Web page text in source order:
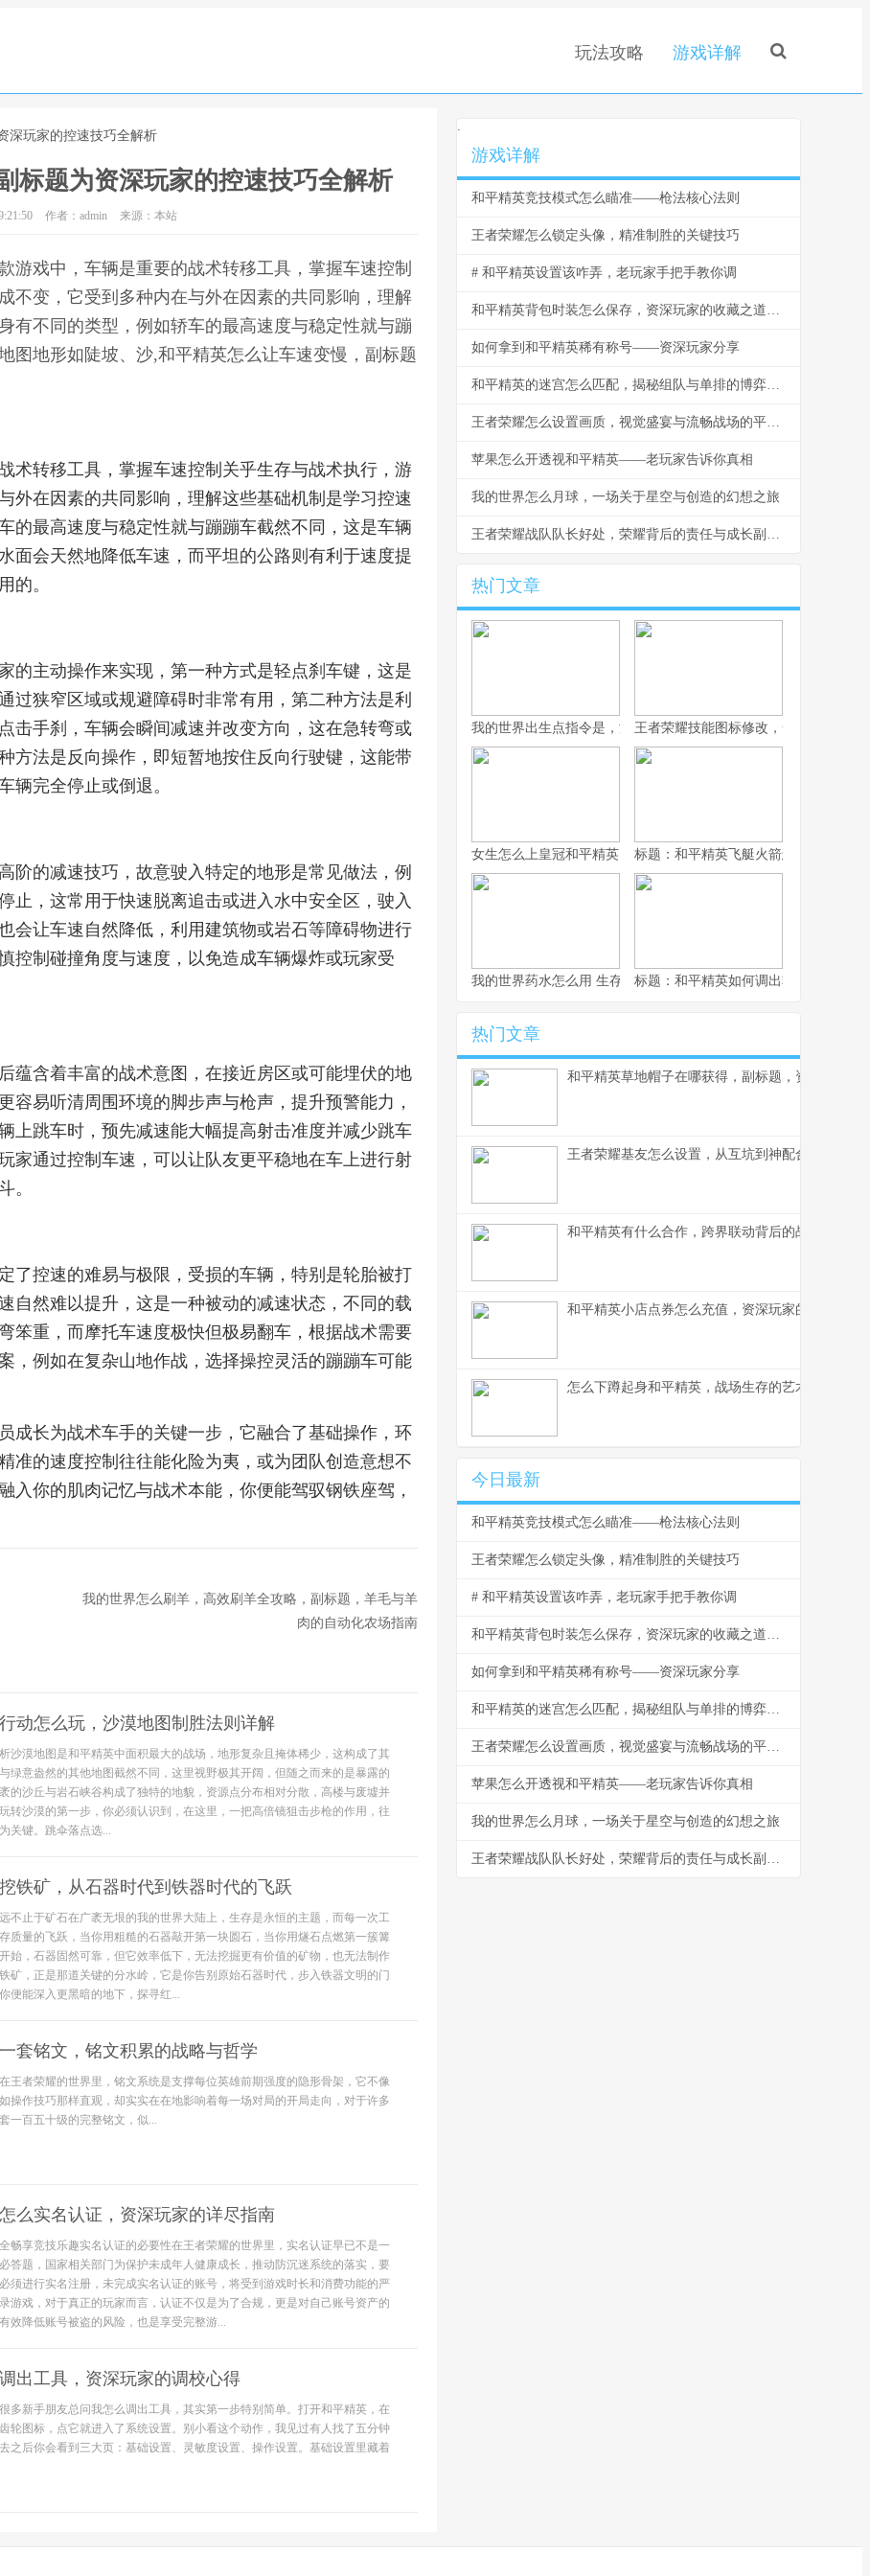
玩法攻略 游戏详解
深玩家的控速技巧全解析
标题为资深玩家的控速技巧全解析
作者：admin 来源：本站
游戏中，车辆是重要的战术转移工具，掌握车速控制
不变，它受到多种内在与外在因素的共同影响，理解
有不同的类型，例如轿车的最高速度与稳定性就与蹦
图地形如陡坡、沙,和平精英怎么让车速变慢，副标题
术转移工具，掌握车速控制关乎生存与战术执行，游
外在因素的共同影响，理解这些基础机制是学习控速
的最高速度与稳定性就与蹦蹦车截然不同，这是车辆
面会天然地降低车速，而平坦的公路则有利于速度提
的。
的主动操作来实现，第一种方式是轻点刹车键，这是
过狭窄区域或规避障碍时非常有用，第二种方法是利
击手刹，车辆会瞬间减速并改变方向，这在急转弯或
方法是反向操作，即短暂地按住反向行驶键，这能带
辆完全停止或倒退。
阶的减速技巧，故意驶入特定的地形是常见做法，例
止，这常用于快速脱离追击或进入水中安全区，驶入
会让车速自然降低，利用建筑物或岩石等障碍物进行
控制碰撞角度与速度，以免造成车辆爆炸或玩家受
蕴含着丰富的战术意图，在接近房区或可能埋伏的地
容易听清周围环境的脚步声与枪声，提升预警能力，
上跳车时，预先减速能大幅提高射击准度并减少跳车
家通过控制车速，可以让队友更平稳地在车上进行射
。
了控速的难易与极限，受损的车辆，特别是轮胎被打
自然难以提升，这是一种被动的减速状态，不同的载
笨重，而摩托车速度极快但极易翻车，根据战术需要
，例如在复杂山地作战，选择操控灵活的蹦蹦车可能
成长为战术车手的关键一步，它融合了基础操作，环
准的速度控制往往能化险为夷，或为团队创造意想不
入你的肌肉记忆与战术本能，你便能驾驭钢铁座驾，
我的世界怎么刷羊，高效刷羊全攻略，副标题，羊毛与羊
肉的自动化农场指南
动怎么玩，沙漠地图制胜法则详解
沙漠地图是和平精英中面积最大的战场，地形复杂且掩体稀少，这构成了其
绿意盎然的其他地图截然不同，这里视野极其开阔，但随之而来的是暴露的
的沙丘与岩石峡谷构成了独特的地貌，资源点分布相对分散，高楼与废墟并
转沙漠的第一步，你必须认识到，在这里，一把高倍镜狙击步枪的作用，往
关键。跳伞落点选...
铁矿，从石器时代到铁器时代的飞跃
不止于矿石在广袤无垠的我的世界大陆上，生存是永恒的主题，而每一次工
质量的飞跃，当你用粗糙的石器敲开第一块圆石，当你用燧石点燃第一簇篝
始，石器固然可靠，但它效率低下，无法挖掘更有价值的矿物，也无法制作
矿，正是那道关键的分水岭，它是你告别原始石器时代，步入铁器文明的门
便能深入更黑暗的地下，探寻红...
套铭文，铭文积累的战略与哲学
王者荣耀的世界里，铭文系统是支撑每位英雄前期强度的隐形骨架，它不像
操作技巧那样直观，却实实在在地影响着每一场对局的开局走向，对于许多
一百五十级的完整铭文，似...
么实名认证，资深玩家的详尽指南
畅享竞技乐趣实名认证的必要性在王者荣耀的世界里，实名认证早已不是一
答题，国家相关部门为保护未成年人健康成长，推动防沉迷系统的落实，要
须进行实名注册，未完成实名认证的账号，将受到游戏时长和消费功能的严
游戏，对于真正的玩家而言，认证不仅是为了合规，更是对自己账号资产的
效降低账号被盗的风险，也是享受完整游...
出工具，资深玩家的调校心得
多新手朋友总问我怎么调出工具，其实第一步特别简单。打开和平精英，在
轮图标，点它就进入了系统设置。别小看这个动作，我见过有人找了五分钟
之后你会看到三大页：基础设置、灵敏度设置、操作设置。基础设置里藏着
.
游戏详解
和平精英竞技模式怎么瞄准——枪法核心法则
王者荣耀怎么锁定头像，精准制胜的关键技巧
# 和平精英设置该咋弄，老玩家手把手教你调
和平精英背包时装怎么保存，资深玩家的收藏之道，副标题，虚拟衣橱的永恒艺术
如何拿到和平精英稀有称号——资深玩家分享
和平精英的迷宫怎么匹配，揭秘组队与单排的博弈之道
王者荣耀怎么设置画质，视觉盛宴与流畅战场的平衡艺术，副标题，资深玩家的画质调优指南
苹果怎么开透视和平精英——老玩家告诉你真相
我的世界怎么月球，一场关于星空与创造的幻想之旅
王者荣耀战队队长好处，荣耀背后的责任与成长副标题
热门文章
我的世界出生点指令是，游戏世界的精准锚点，副标题，资深玩家
王者荣耀技能图标修改，一次视觉与体
女生怎么上皇冠和平精英，战术思维与团队致胜之道
标题：和平精英飞艇火箭怎么坐，资深
我的世界药水怎么用 生存大师的药水使用艺术标题：和平精英如何调出轮盘，资深玩
热门文章
和平精英草地帽子在哪获得，副标题，资深玩家深
王者荣耀基友怎么设置，从互坑到神配合的蜕变
和平精英有什么合作，跨界联动背后的战略蓝图
和平精英小店点券怎么充值，资深玩家的完整指南
怎么下蹲起身和平精英，战场生存的艺术
今日最新
和平精英竞技模式怎么瞄准——枪法核心法则
王者荣耀怎么锁定头像，精准制胜的关键技巧
# 和平精英设置该咋弄，老玩家手把手教你调
和平精英背包时装怎么保存，资深玩家的收藏之道，副标题，虚拟衣橱的永恒艺术
如何拿到和平精英稀有称号——资深玩家分享
和平精英的迷宫怎么匹配，揭秘组队与单排的博弈之道
王者荣耀怎么设置画质，视觉盛宴与流畅战场的平衡艺术，副标题，资深玩家的画质调优指南
苹果怎么开透视和平精英——老玩家告诉你真相
我的世界怎么月球，一场关于星空与创造的幻想之旅
王者荣耀战队队长好处，荣耀背后的责任与成长副标题